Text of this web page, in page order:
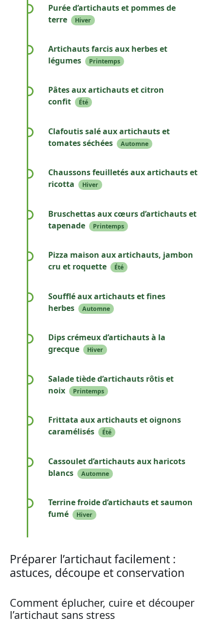
saveurs.
Purée d’artichauts et pommes de
terre
Hiver
Artichauts farcis aux herbes et
légumes
Printemps
Pâtes aux artichauts et citron
confit
Été
fondants.
Clafoutis salé aux artichauts et
tomates séchées
Automne
Provence.
Chaussons feuilletés aux artichauts et
ricotta
Hiver
Bruschettas aux cœurs d’artichauts et
tapenade
Printemps
savoureuse.
Pizza maison aux artichauts, jambon
cru et roquette
Été
Soufflé aux artichauts et fines
herbes
Automne
Dips crémeux d’artichauts à la
grecque
Hiver
Salade tiède d’artichauts rôtis et
noix
Printemps
Frittata aux artichauts et oignons
caramélisés
Été
Cassoulet d’artichauts aux haricots
blancs
Automne
Terrine froide d’artichauts et saumon
fumé
Hiver
Préparer l’artichaut facilement :
astuces, découpe et conservation
Comment éplucher, cuire et découper
l’artichaut sans stress